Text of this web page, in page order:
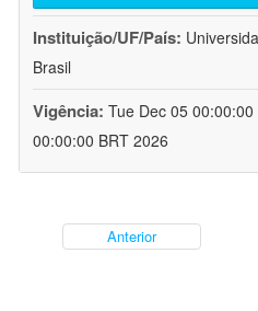
Instituição/UF/País:
Brasil
Vigência: Tue Dec 05
00:00:00 BRT 2026
Anterior